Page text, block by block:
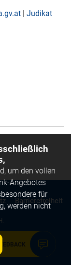
FEEDBACK
| Judikat
Barrierefreiheit
um den vollen
Angebotes
für
werden nicht